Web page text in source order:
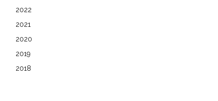
2022
2021
2020
2019
2018